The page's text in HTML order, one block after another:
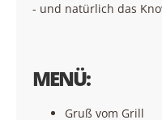
- und natürlich das
MENÜ:
Gruß vom Grill